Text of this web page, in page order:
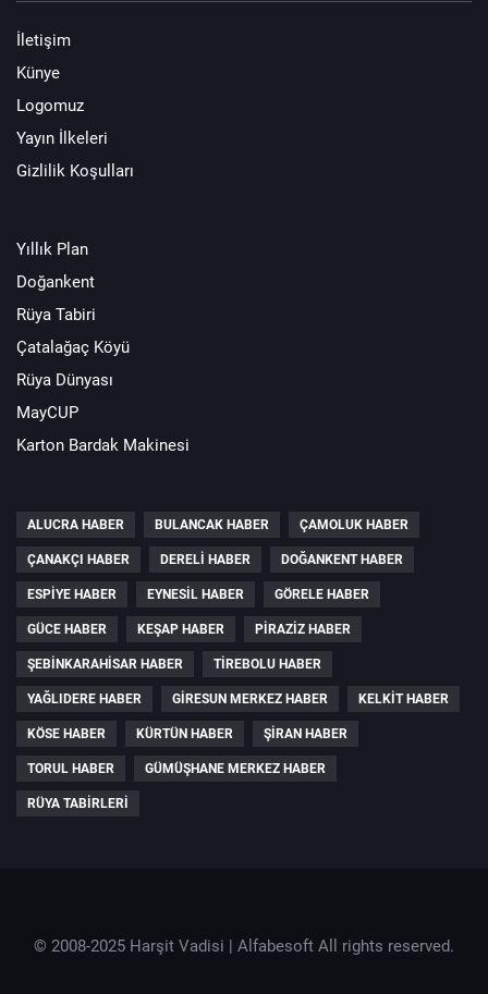
İletişim
Künye
Logomuz
Yayın İlkeleri
Gizlilik Koşulları
Yıllık Plan
Doğankent
Rüya Tabiri
Çatalağaç Köyü
Rüya Dünyası
MayCUP
Karton Bardak Makinesi
ALUCRA HABER BULANCAK HABER ÇAMOLUK HABER
ÇANAKÇI HABER DERELI HABER DOĞANKENT HABER
ESPIYE HABER EYNESIL HABER GÖRELE HABER
GÜCE HABER KEŞAP HABER PIRAZIZ HABER
ŞEBINKARAHISAR HABER TIREBOLU HABER
YAĞLIDERE HABER GIRESUN MERKEZ HABER KELKIT HABER
KÖSE HABER KÜRTÜN HABER ŞIRAN HABER
TORUL HABER GÜMÜŞHANE MERKEZ HABER
RÜYA TABIRLERI
© 2008-2025 Harşit Vadisi | Alfabesoft All rights reserved.